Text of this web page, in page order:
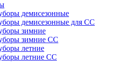
демисезонные
демисезонные для СС
зимние
зимние СС
летние
летние СС